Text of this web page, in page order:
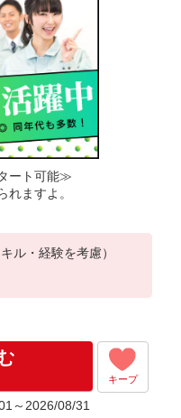
ート可能≫
れますよ。
ル・経験を考慮）
キープ
～2026/08/31